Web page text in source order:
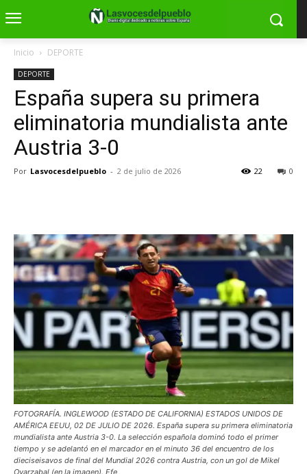
Inicio DEPORTE
DEPORTE
España supera su primera
eliminatoria mundialista ante
Austria 3-0
Por Lasvocesdelpueblo - 2 de julio de 2026 0
22
FOTOGRAFÍA. INGLEWOOD (ESTADO DE CALIFORNIA) ESTADOS UNIDOS DE
AMÉRICA EEUU, 02 DE JULIO DE 2026. España supera su primera eliminatoria
mundialista ante Austria 3-0. La selección española dominó todo el primer
tiempo y se adelantó en el marcador en el minuto 36 del encuentro de los
dieciseisavos de final del Mundial 2026 contra Austria, con un gol de Mikel
Oyarzabal (en la imagen). Efe